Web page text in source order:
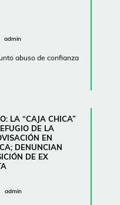
admin
abuso de confianza
LA “CAJA CHICA”
DE LA
EN
DENUNCIAN
DE EX
admin